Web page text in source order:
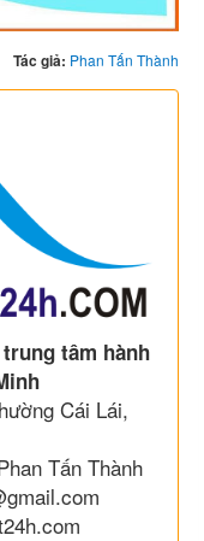
Tác giả: Phan Tấn Thành
tâm hành
Cái Lái,
Tấn Thành